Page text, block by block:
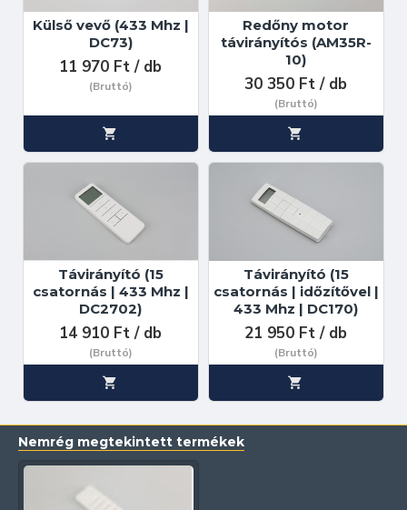
Külső vevő (433 Mhz |
DC73)
11 970 Ft / db
(Bruttó)
Redőny motor
távirányítós (AM35R-
10)
30 350 Ft / db
(Bruttó)
Távirányító (15
csatornás | 433 Mhz |
DC2702)
14 910 Ft / db
(Bruttó)
Távirányító (15
csatornás | időzítővel |
433 Mhz | DC170)
21 950 Ft / db
(Bruttó)
Nemrég megtekintett termékek